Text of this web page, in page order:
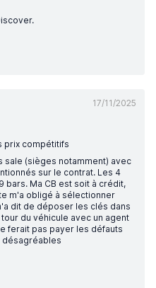
17/11/2025
prix compétitifs
sale (sièges notamment) avec
sur le contrat. Les 4
bars. Ma CB est soit à crédit,
m'a obligé à sélectionner
dit de déposer les clés dans
du véhicule avec un agent
ferait pas payer les défauts
désagréables